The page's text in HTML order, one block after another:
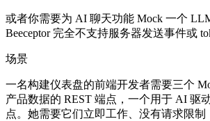
或者你需要为 AI 聊天功能 Mock 一个
Beeceptor 完全不支持服务器发送事件或
场景
一名构建仪表盘的前端开发者需要三个
产品数据的 REST 端点，一个用于 AI 驱
点。她需要它们立即工作、没有请求限制